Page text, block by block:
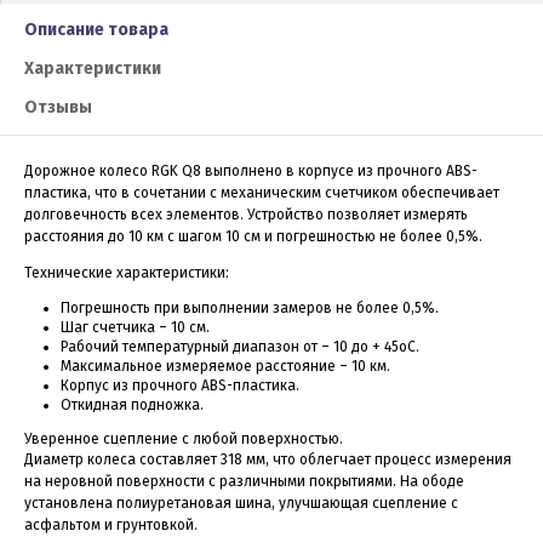
Описание товара
Характеристики
Отзывы
Дорожное колесо RGK Q8 выполнено в корпусе из прочного ABS-
пластика, что в сочетании с механическим счетчиком обеспечивает
долговечность всех элементов. Устройство позволяет измерять
расстояния до 10 км с шагом 10 см и погрешностью не более 0,5%.
Технические характеристики:
Погрешность при выполнении замеров не более 0,5%.
Шаг счетчика – 10 см.
Рабочий температурный диапазон от – 10 до + 45оС.
Максимальное измеряемое расстояние – 10 км.
Корпус из прочного ABS-пластика.
Откидная подножка.
Уверенное сцепление с любой поверхностью.
Диаметр колеса составляет 318 мм, что облегчает процесс измерения
на неровной поверхности с различными покрытиями. На ободе
установлена полиуретановая шина, улучшающая сцепление с
асфальтом и грунтовкой.